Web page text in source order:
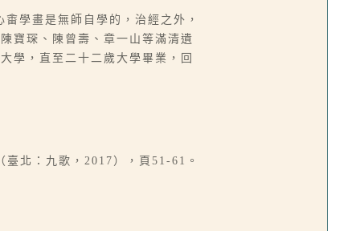
學畫是無師自學的，治經之外，
寶琛、陳曾壽、章一山等滿清遺
學，直至二十二歲大學畢業，回
北：九歌，2017），頁51-61。